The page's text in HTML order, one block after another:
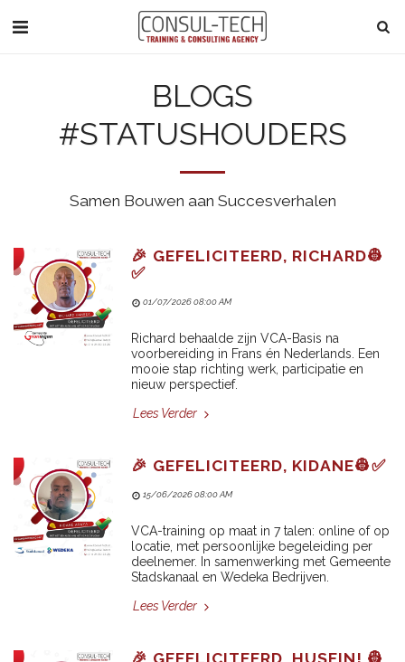
BLOGS
#STATUSHOUDERS
Samen Bouwen aan Succesverhalen
🎉 GEFELICITEERD, RICHARD👷
✅
01/07/2026 08:00 AM
Richard behaalde zijn VCA-Basis na
voorbereiding in Frans én Nederlands. Een
mooie stap richting werk, participatie en
nieuw perspectief.
Lees Verder
🎉 GEFELICITEERD, KIDANE👷✅
15/06/2026 08:00 AM
VCA-training op maat in 7 talen: online of op
locatie, met persoonlijke begeleiding per
deelnemer. In samenwerking met Gemeente
Stadskanaal en Wedeka Bedrijven.
Lees Verder
🎉 GEFELICITEERD, HUSEIN! 👷